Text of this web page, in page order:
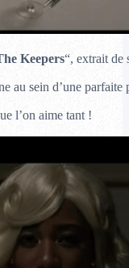
Keepers“, extrait de
au sein d’une
l’on aime tant !